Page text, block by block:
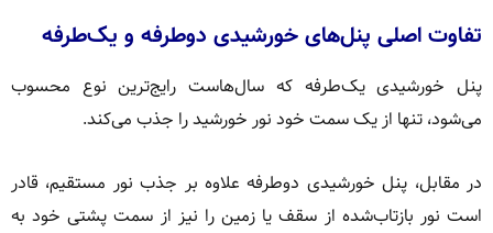
تفاوت اصلی پنل‌های خورشیدی دوطرفه و یک‌طرفه
پنل خورشیدی یک‌طرفه که سال‌هاست رایج‌ترین نوع محسوب
می‌شود، تنها از یک سمت خود نور خورشید را جذب می‌کند.
در مقابل، پنل خورشیدی دوطرفه علاوه بر جذب نور مستقیم، قادر
است نور بازتاب‌شده از سقف یا زمین را نیز از سمت پشتی خود به